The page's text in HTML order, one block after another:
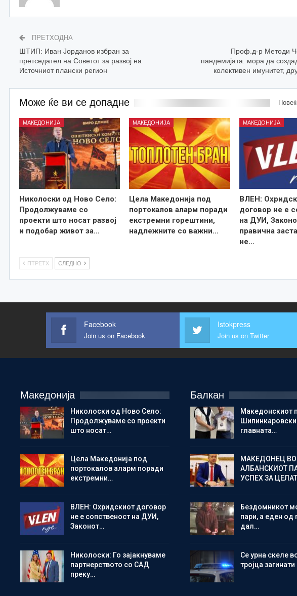
ПРЕТХОДНА
ШТИП: Иван Јорданов избран за
претседател на Советот за развој на
Источниот плански регион
Проф.д-р Методи
пандемијата: мора да
колективен имунитет,
Може ќе ви се допадне
МАКЕДОНИЈА
Николоски од Ново Село:
Продолжуваме со
проекти што носат развој
и подобар живот за…
МАКЕДОНИЈА
Цела Македонија под
портокалов аларм поради
екстремни горештини,
надлежните со важни…
МАКЕДОНИЈА
ВЛЕН:
договор не е
на ДУИ,
правична
не…
ПТРЕТХ СЛЕДНО
Facebook
Join us on Facebook
Istokpress
Join us on Twitter
Македонија
Николоски од Ново Село:
Продолжуваме со проекти
што носат…
Цела Македонија под
портокалов аларм поради
екстремни…
ВЛЕН: Охридскиот договор
не е сопственост на ДУИ,
Законот…
Николоски: Го зајакнуваме
партнерството со САД
преку…
Балкан
Македонскиот
Шипинкаровски
главната…
МАКЕДОНЕЦ ВО
АЛБАНСКИОТ
УСПЕХ ЗА
Бездомникот
пари, а еден од
дал…
Се урна скеле
тројца загинати